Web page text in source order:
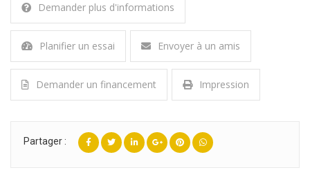
Demander plus d'informations
Planifier un essai Envoyer à un amis
Demander un financement Impression
Partager :